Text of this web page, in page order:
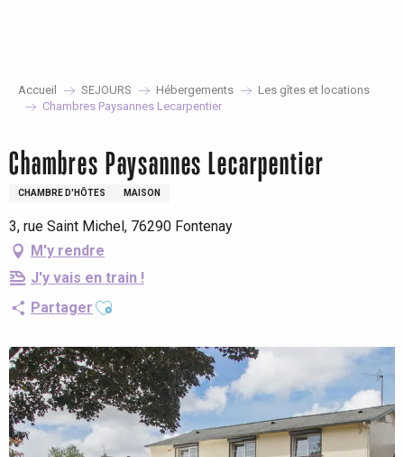
Accueil SEJOURS Hébergements
Les gîtes et locations
Chambres Paysannes Lecarpentier
Chambres Paysannes Lecarpentier
CHAMBRE D'HÔTES MAISON
3, rue Saint Michel, 76290 Fontenay
M'y rendre
J'y vais en train !
Partager Ajouter aux favoris